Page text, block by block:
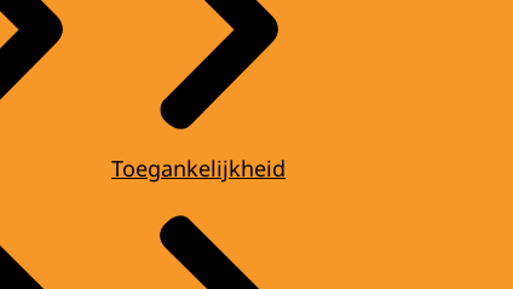
Toegankelijkheid